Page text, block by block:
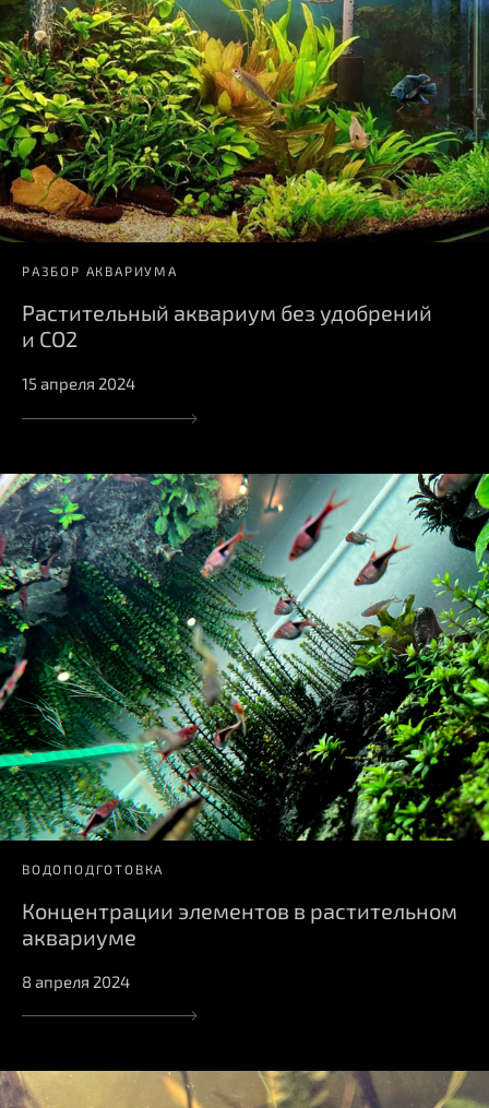
РАЗБОР АКВАРИУМА
Растительный аквариум без удобрений
и СО2
15 апреля 2024
ВОДОПОДГОТОВКА
Концентрации элементов в растительном
аквариуме
8 апреля 2024